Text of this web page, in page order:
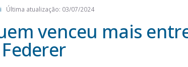
Última atualização: 03/07/2024
venceu mais